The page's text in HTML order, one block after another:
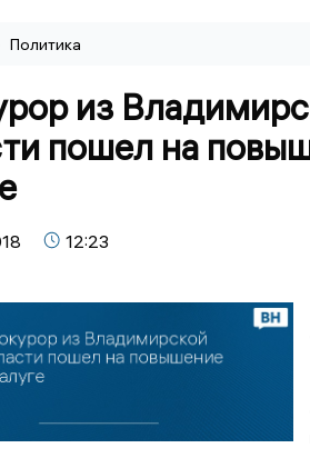
Политика
из
пошел на
12:23